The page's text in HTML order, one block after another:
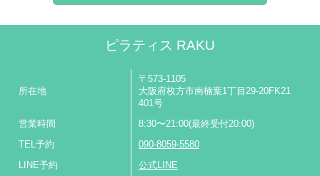
ピラティス RAKU
所在地
〒573-1105
大阪府枚方市南楠葉1丁目29-20FK21
401号
営業時間 8:30〜21:00(最終受付20:00)
TEL予約 090-8059-5580
LINE予約 公式LINE